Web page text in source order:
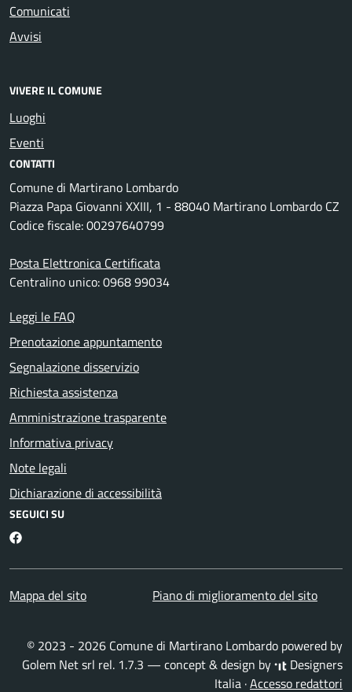
Comunicati
Avvisi
VIVERE IL COMUNE
Luoghi
Eventi
CONTATTI
Comune di Martirano Lombardo
Piazza Papa Giovanni XXIII, 1 - 88040 Martirano Lombardo CZ
Codice fiscale: 00297640799
Posta Elettronica Certificata
Centralino unico: 0968 99034
Leggi le FAQ
Prenotazione appuntamento
Segnalazione disservizio
Richiesta assistenza
Amministrazione trasparente
Informativa privacy
Note legali
Dichiarazione di accessibilità
SEGUICI SU
Martirano Lombardo Facebook
Mappa del sito Piano di miglioramento del sito
© 2023 - 2026 Comune di Martirano Lombardo powered by
Golem Net srl rel. 1.7.3 — concept & design by
Designers
Italia ·Accesso redattori